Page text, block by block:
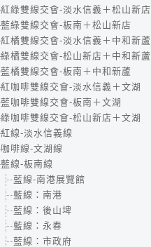
紅綠雙線交會-淡水信義＋松山新店
藍綠雙線交會-板南＋松山新店
紅橘雙線交會-淡水信義＋中和新蘆
綠橘雙線交會-松山新店＋中和新蘆
藍橘雙線交會-板南＋中和新蘆
紅咖啡雙線交會-淡水信義＋文湖
藍咖啡雙線交會-板南＋文湖
綠咖啡雙線交會-松山新店＋文湖
紅線-淡水信義線
咖啡線-文湖線
藍線-板南線
藍線-南港展覽館
藍線：南港
藍線：後山埤
藍線：永春
藍線：市政府